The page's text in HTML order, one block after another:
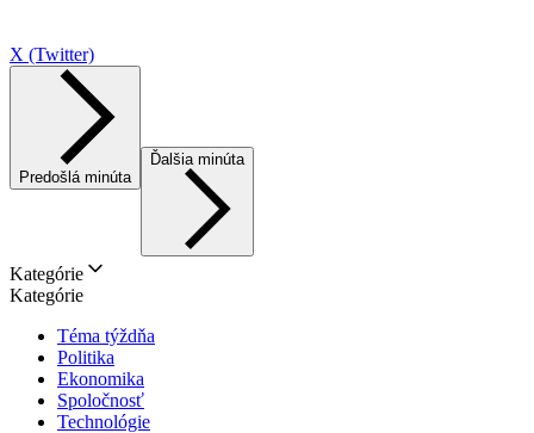
X (Twitter)
Predošlá minúta
Ďalšia minúta
Kategórie
Kategórie
Téma týždňa
Politika
Ekonomika
Spoločnosť
Technológie